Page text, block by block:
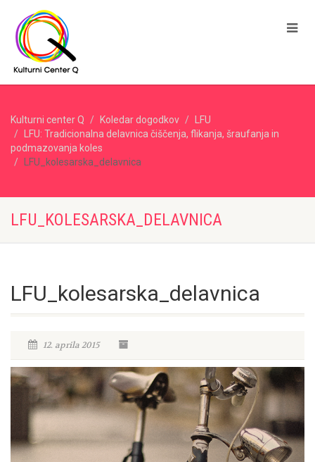
Kulturni center Q Koledar dogodkov
LFU
LFU: Tradicionalna delavnica čiščenja, flikanja, šraufanja in
podmazovanja koles
LFU_kolesarska_delavnica
LFU_KOLESARSKA_DELAVNICA
LFU_kolesarska_delavnica
12. aprila 2015